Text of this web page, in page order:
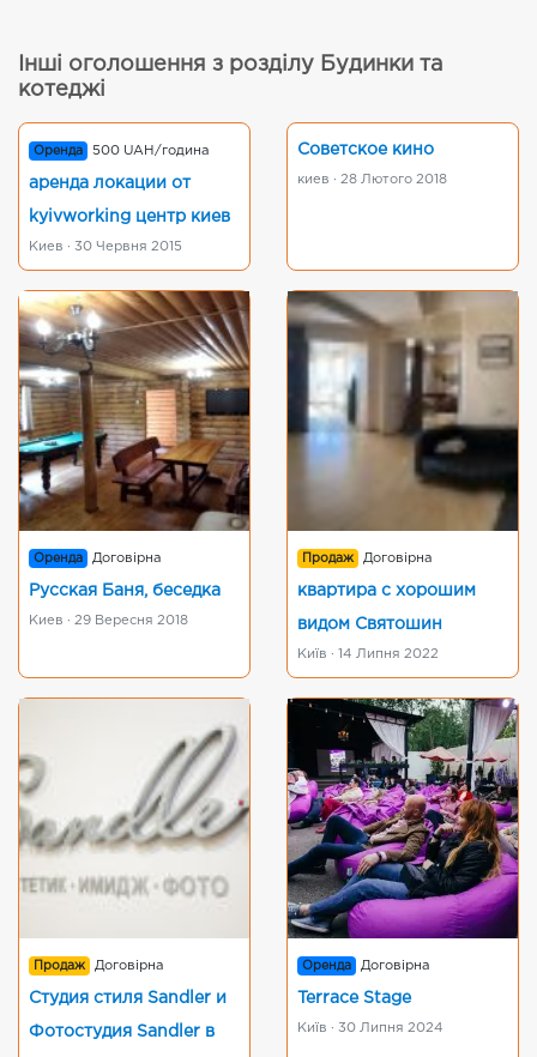
Інші оголошення з розділу Будинки та
котеджі
Оренда 500 UAH/година
аренда локации от
kyivworking центр киев
Киев · 30 Червня 2015
Советское кино
киев · 28 Лютого 2018
Оренда Договірна
Русская Баня, беседка
Киев · 29 Вересня 2018
Продаж Договірна
квартира с хорошим
видом Святошин
Київ · 14 Липня 2022
Продаж Договірна
Студия стиля Sandler и
Фотостудия Sandler в
Оренда Договірна
Terrace Stage
Київ · 30 Липня 2024